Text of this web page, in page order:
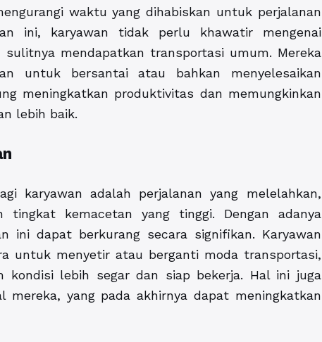
waktu yang dihabiskan untuk perjalanan
ini, karyawan tidak perlu khawatir mengenai
mendapatkan transportasi umum. Mereka
untuk bersantai atau bahkan menyelesaikan
meningkatkan produktivitas dan memungkinkan
lebih baik.
karyawan adalah perjalanan yang melelahkan,
kemacetan yang tinggi. Dengan adanya
ini dapat berkurang secara signifikan. Karyawan
untuk menyetir atau berganti moda transportasi,
kondisi lebih segar dan siap bekerja. Hal ini juga
mereka, yang pada akhirnya dapat meningkatkan